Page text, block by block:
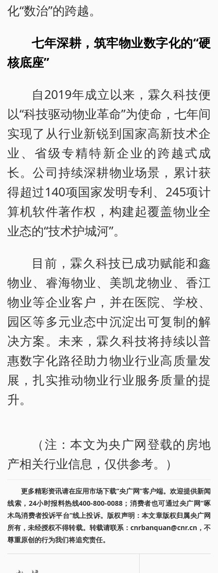
化“数治”的跨越。
七年深耕，筑牢物业数字化的“硬
核底座”
自2019年成立以来，霖久科技便
以“科技驱动物业革命”为使命，七年间
实现了从行业新锐到国家高新技术企
业、省级专精特新企业的跨越式成
长。公司持续深耕物业场景，累计获
得超过140项国家发明专利、245项计
算机软件著作权，构建起覆盖物业全
业态的“技术护城河”。
目前，霖久科技已成功赋能和鑫
物业、睿海物业、美凯龙物业、香江
物业等企业客户，并在医院、学校、
园区等多元业态中沉淀出可复制的解
决方案。未来，霖久科技将持续以普
惠数字化路径助力物业行业高质量发
展，扎实推动物业行业服务质量的提
升。
（注：本文为央广网登载的房地
产相关行业信息，仅供参考。）
更多精彩资讯请在应用市场下载“央广网”客户端。欢迎提供新闻
线索，24小时报料热线400-800-0088；消费者也可通过央广网“啄
木鸟消费者投诉平台”线上投诉。版权声明：本文章版权归属央广网
所有，未经授权不得转载。转载请联系：cnrbanquan@cnr.cn，不
尊重原创的行为我们将追究责任。